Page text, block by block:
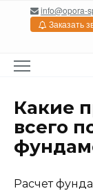
Перейтиinfo@opora-
Заказать
Какие
всего
Расчет